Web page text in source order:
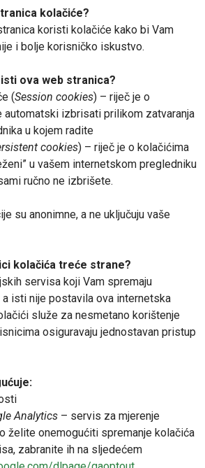
kolačiće?
koristi kolačiće kako bi Vam
i bolje korisničko iskustvo.
ova web stranica?
(Session cookies) – riječ je o
automatski izbrisati prilikom zatvaranja
u kojem radite
cookies) – riječ je o kolačićima
u vašem internetskom pregledniku
ručno ne izbrišete.
su anonimne, a ne uključuju vaše
kolačića treće strane?
servisa koji Vam spremaju
isti nije postavila ova internetska
služe za nesmetano korištenje
osiguravaju jednostavan pristup
Analytics – servis za mjerenje
želite onemogućiti spremanje kolačića
zabranite ih na sljedećem